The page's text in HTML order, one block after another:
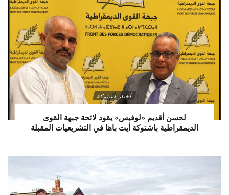
أخبار اشتوكة
لحسن أقديم «لوفيس» يقود لائحة جبهة القوى
الديمقراطية باشتوكة أيت باها في التشريعيات المقبلة